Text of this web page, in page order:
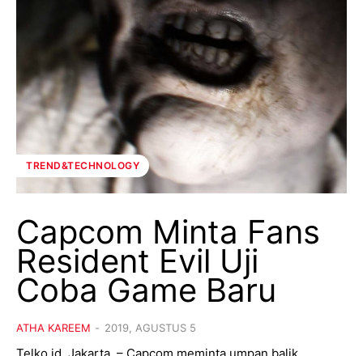
TREND&TECHNOLOGY
Capcom Minta Fans
Resident Evil Uji
Coba Game Baru
ATHA KAREEM - 2019, AGUSTUS 5